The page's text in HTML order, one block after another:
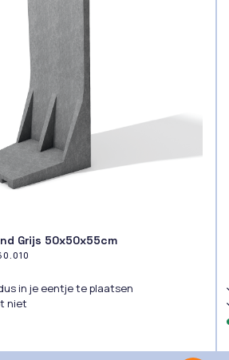
Grijs 50x50x55cm
in je eentje te plaatsen
niet